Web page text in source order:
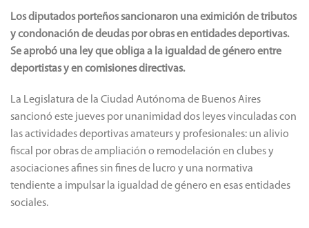
Los diputados porteños sancionaron una eximición de tributos
y condonación de deudas por obras en entidades deportivas.
Se aprobó una ley que obliga a la igualdad de género entre
deportistas y en comisiones directivas.
La Legislatura de la Ciudad Autónoma de Buenos Aires
sancionó este jueves por unanimidad dos leyes vinculadas con
las actividades deportivas amateurs y profesionales: un alivio
fiscal por obras de ampliación o remodelación en clubes y
asociaciones afines sin fines de lucro y una normativa
tendiente a impulsar la igualdad de género en esas entidades
sociales.